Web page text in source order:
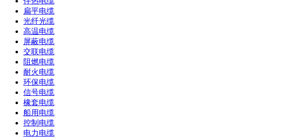
扁平电缆
光纤光缆
高温电缆
屏蔽电缆
交联电缆
阻燃电缆
耐火电缆
环保电缆
信号电缆
橡套电缆
船用电缆
控制电缆
电力电缆